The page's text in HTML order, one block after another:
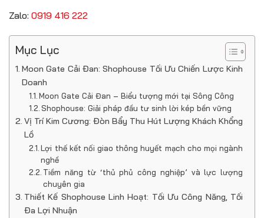
Zalo: 0919 416 222
Mục Lục
Moon Gate Cải Đan: Shophouse Tối Ưu Chiến Lược Kinh
Doanh
Moon Gate Cải Đan – Biểu tượng mới tại Sông Công
Shophouse: Giải pháp đầu tư sinh lời kép bền vững
Vị Trí Kim Cương: Đòn Bẩy Thu Hút Lượng Khách Khổng
Lồ
Lợi thế kết nối giao thông huyết mạch cho mọi ngành
nghề
Tiềm năng từ ‘thủ phủ công nghiệp’ và lực lượng
chuyên gia
Thiết Kế Shophouse Linh Hoạt: Tối Ưu Công Năng, Tối
Đa Lợi Nhuận